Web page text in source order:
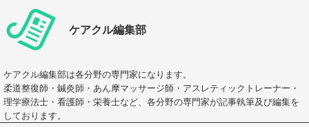
ケアクル編集部
ケアクル編集部は各分野の専門家になります。
柔道整復師・鍼灸師・あん摩マッサージ師・アスレティックトレーナー・
理学療法士・看護師・栄養士など、各分野の専門家が記事執筆及び編集を
しております。